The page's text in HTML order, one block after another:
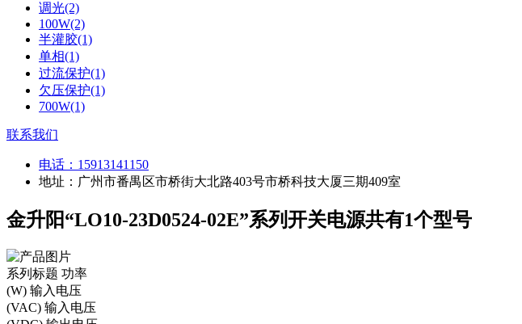
调光(2)
100W(2)
半灌胶(1)
单相(1)
过流保护(1)
欠压保护(1)
700W(1)
联系我们
电话： 15913141150
地址：广州市番禺区市桥街大北路403号市桥科技大厦三期409室
金升阳“LO10-23D0524-02E”系列开关电源共有1个型号
系列标题 功率
(W) 输入电压
(VAC) 输入电压